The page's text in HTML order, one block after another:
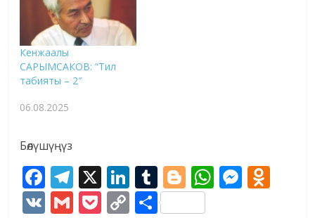
Кенжаалы
САРЫМСАКОВ: “Тил
табияты – 2″
06.08.2025
Бөлүшүңүз
F
ac
T
el
X Li
n
T
u
Bl
o
W M
V G P C S